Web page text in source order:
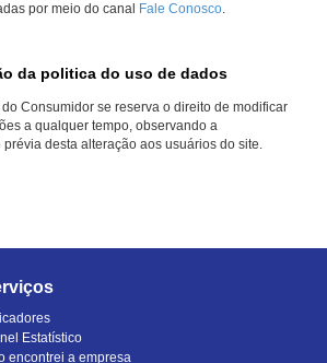
por meio do canal Fale Conosco.
da politica do uso de dados
Consumidor se reserva o direito de modificar
a qualquer tempo, observando a
desta alteração aos usuários do site.
Estatístico
encontrei a empresa